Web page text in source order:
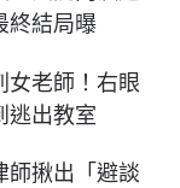
結局曝
女老師！右眼
出教室
師揪出「避談